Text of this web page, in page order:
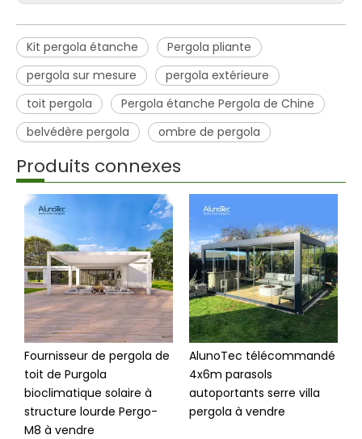
Kit pergola étanche
Pergola pliante
pergola sur mesure
pergola extérieure
toit pergola
Pergola étanche Pergola de Chine
belvédère pergola
ombre de pergola
Produits connexes
Fournisseur de pergola de
toit de Purgola
bioclimatique solaire à
structure lourde Pergo-
M8 à vendre
AlunoTec télécommandé
4x6m parasols
autoportants serre villa
pergola à vendre